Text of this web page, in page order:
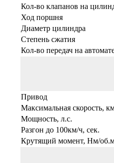
Кол-во клапанов на
Ход поршня
Диаметр цилиндра
Степень сжатия
Кол-во передач на
Привод
Максимальная скорость,
Мощность, л.с.
Разгон до 100км/ч, сек.
Крутящий момент, Нм/